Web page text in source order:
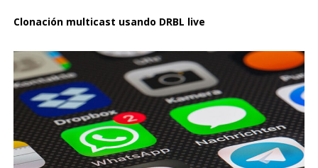
Clonación multicast usando DRBL live